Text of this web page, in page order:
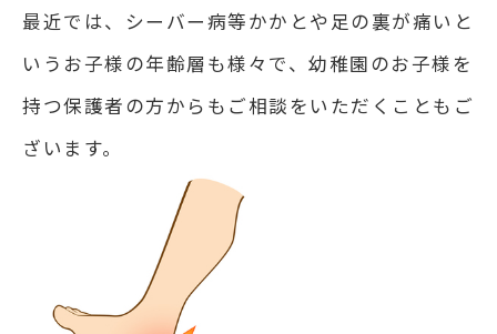
最近では、シーバー病等かかとや足の裏が痛いと
いうお子様の年齢層も様々で、幼稚園のお子様を
持つ保護者の方からもご相談をいただくこともご
ざいます。